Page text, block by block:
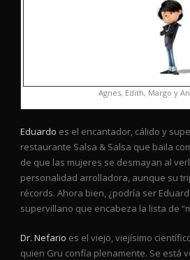
Agnes, Edith, Margo y
Eduardo es el encantador, cálido y
restaurante Salsa & Salsa que baila
de que las mujeres se desmayan al
personalidad arrolladora, aunque su
récords. Ahora bien, ¿podría ser
supervillano que encabeza la lista de
Dr. Nefario es el viejo, viejísimo
quien Gru confía plenamente. Se está